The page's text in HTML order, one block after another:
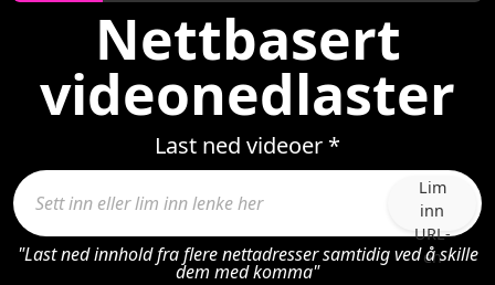
Nettbasert
videonedlaster
Last ned videoer *
Lim
inn
URL-
en
"Last ned innhold fra flere nettadresser samtidig ved å skille
dem med komma"